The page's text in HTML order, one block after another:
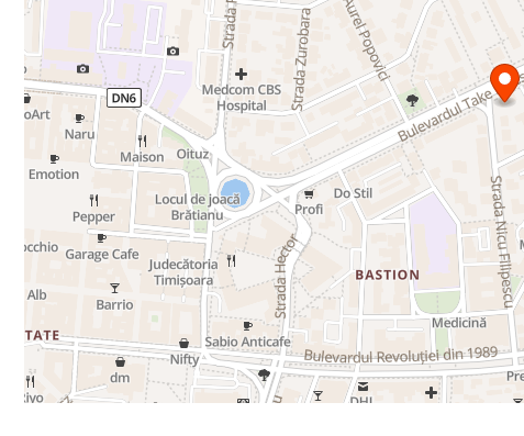
C.U.T. maxim: 3 (Pentru parcelele de colț: C.U.T. maxim = 3)
Înălțimea maximă la cornișă: 32 m (Pentru clădirile de
depăși 32 m, respectiv un regim de înălțime de (1-1-
5S)+P+9+1R. Ultimul nivel va avea o retragere față de
Regim de Înălțime: (1-1-5S)+P+8+1R
Recomandări de Dezvoltare:
Având în vedere amplasamentul ultracentral al acestui
clădirile cu destinație comercială, birouri, hotel sau
Vecinătăți și Puncte de Interes:
Piața Unirii
Bega Shopping Center
Tribunalul Timiș
Muzeul Național al Banatului (Bastion)
Facultatea de Medicină Dentară Timișoara